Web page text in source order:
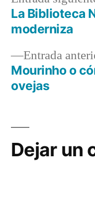
entradas
Entrada
Mourinho o
ovejas
La Biblioteca
moderniza
Dejar un